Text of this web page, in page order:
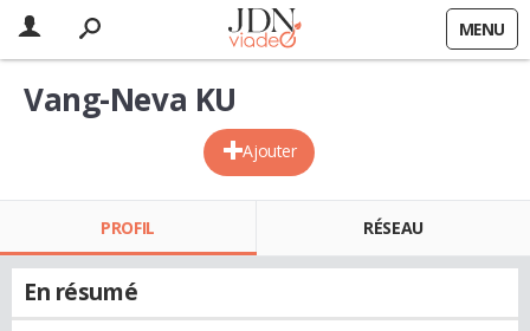
MENU
Ajouter
Vang-Neva KU
PROFIL RÉSEAU
En résumé